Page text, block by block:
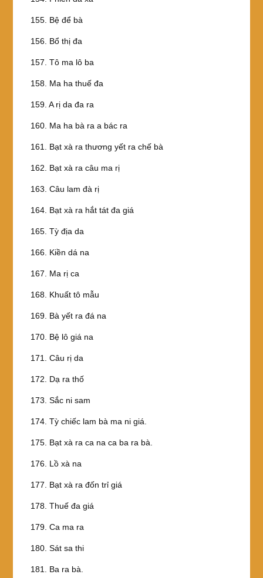
155. Bệ để bà
156. Bổ thị đa
157. Tô ma lô ba
158. Ma ha thuế đa
159. A rị da đa ra
160. Ma ha bà ra a bác ra
161. Bạt xà ra thương yết ra chế bà
162. Bạt xà ra câu ma rị
163. Câu lam đà rị
164. Bạt xà ra hắt tát đa giá
165. Tỳ địa da
166. Kiền dá na
167. Ma rị ca
168. Khuất tô mẫu
169. Bà yết ra đá na
170. Bệ lô giá na
171. Câu rị da
172. Dạ ra thố
173. Sắc ni sam
174. Tỳ chiếc lam bà ma ni giá.
175. Bạt xà ra ca na ca ba ra bà.
176. Lồ xà na
177. Bạt xà ra đốn trỉ giá
178. Thuế đa giá
179. Ca ma ra
180. Sát sa thi
181. Ba ra bà.